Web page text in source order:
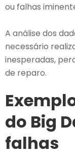
ou falhas
A análise dos
necessário
inesperadas,
de reparo.
do Big
falhas